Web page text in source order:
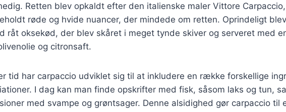
Retten blev opkaldt efter den italienske maler Vittore
røde og hvide nuancer, der mindede om retten. Oprindeligt
råt oksekød, der blev skåret i meget tynde skiver og serveret med
og citronsaft.
tid har carpaccio udviklet sig til at inkludere en række forskellige
I dag kan man finde opskrifter med fisk, såsom laks og tun,
med svampe og grøntsager. Denne alsidighed gør carpaccio til